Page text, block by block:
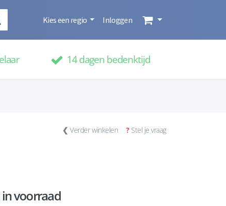
Kies een regio Inloggen
14 dagen bedenktijd
❮ Verder winkelen ? Stel je vraag
voorraad